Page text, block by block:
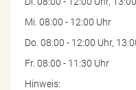
Mi. 08:00 - 12:00 Uhr
Do. 08:00 - 12:00 Uhr,
Fr. 08:00 - 11:30 Uhr
Hinweis: